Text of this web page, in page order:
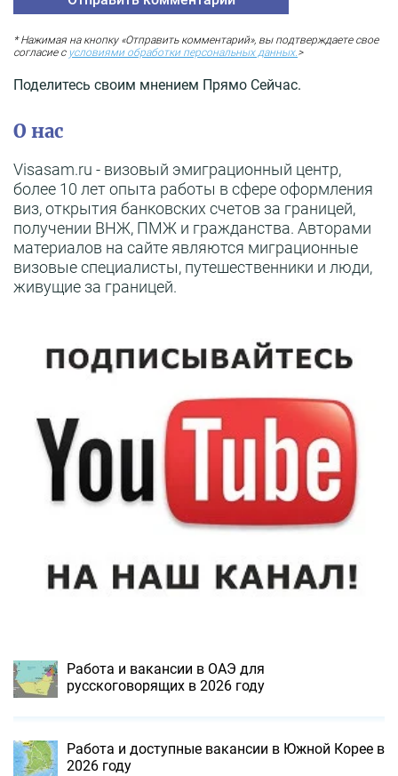
* Нажимая на кнопку «Отправить комментарий», вы подтверждаете свое
согласие с условиями обработки персональных данных. >
Поделитесь своим мнением Прямо Сейчас.
О нас
Visasam.ru - визовый эмиграционный центр,
более 10 лет опыта работы в сфере оформления
виз, открытия банковских счетов за границей,
получении ВНЖ, ПМЖ и гражданства. Авторами
материалов на сайте являются миграционные
визовые специалисты, путешественники и люди,
живущие за границей.
Работа и вакансии в ОАЭ для
русскоговорящих в 2026 году
Работа и доступные вакансии в Южной Корее в
2026 году